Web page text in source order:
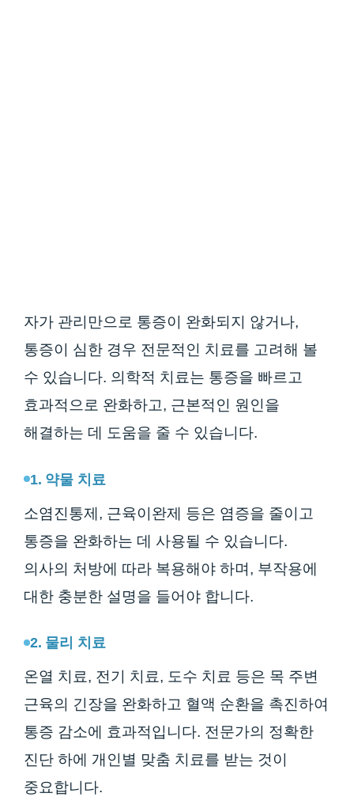
자가 관리만으로 통증이 완화되지 않거나,
통증이 심한 경우 전문적인 치료를 고려해 볼
수 있습니다. 의학적 치료는 통증을 빠르고
효과적으로 완화하고, 근본적인 원인을
해결하는 데 도움을 줄 수 있습니다.
1. 약물 치료
소염진통제, 근육이완제 등은 염증을 줄이고
통증을 완화하는 데 사용될 수 있습니다.
의사의 처방에 따라 복용해야 하며, 부작용에
대한 충분한 설명을 들어야 합니다.
2. 물리 치료
온열 치료, 전기 치료, 도수 치료 등은 목 주변
근육의 긴장을 완화하고 혈액 순환을 촉진하여
통증 감소에 효과적입니다. 전문가의 정확한
진단 하에 개인별 맞춤 치료를 받는 것이
중요합니다.